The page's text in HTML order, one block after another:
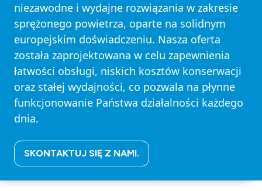
niezawodne i wydajne rozwiązania w zakresie
sprężonego powietrza, oparte na solidnym
europejskim doświadczeniu. Nasza oferta
została zaprojektowana w celu zapewnienia
łatwości obsługi, niskich kosztów konserwacji
oraz stałej wydajności, co pozwala na płynne
funkcjonowanie Państwa działalności każdego
dnia.
SKONTAKTUJ SIĘ Z NAMI.